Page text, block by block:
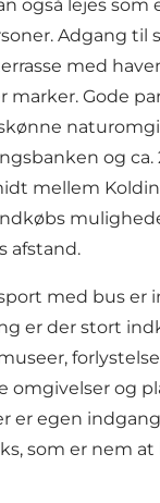
også lejes som
Adgang til
med
marker. Gode
og
mellem
afstand.
med bus er
er der stort
omgivelser og
er egen
som er nem at